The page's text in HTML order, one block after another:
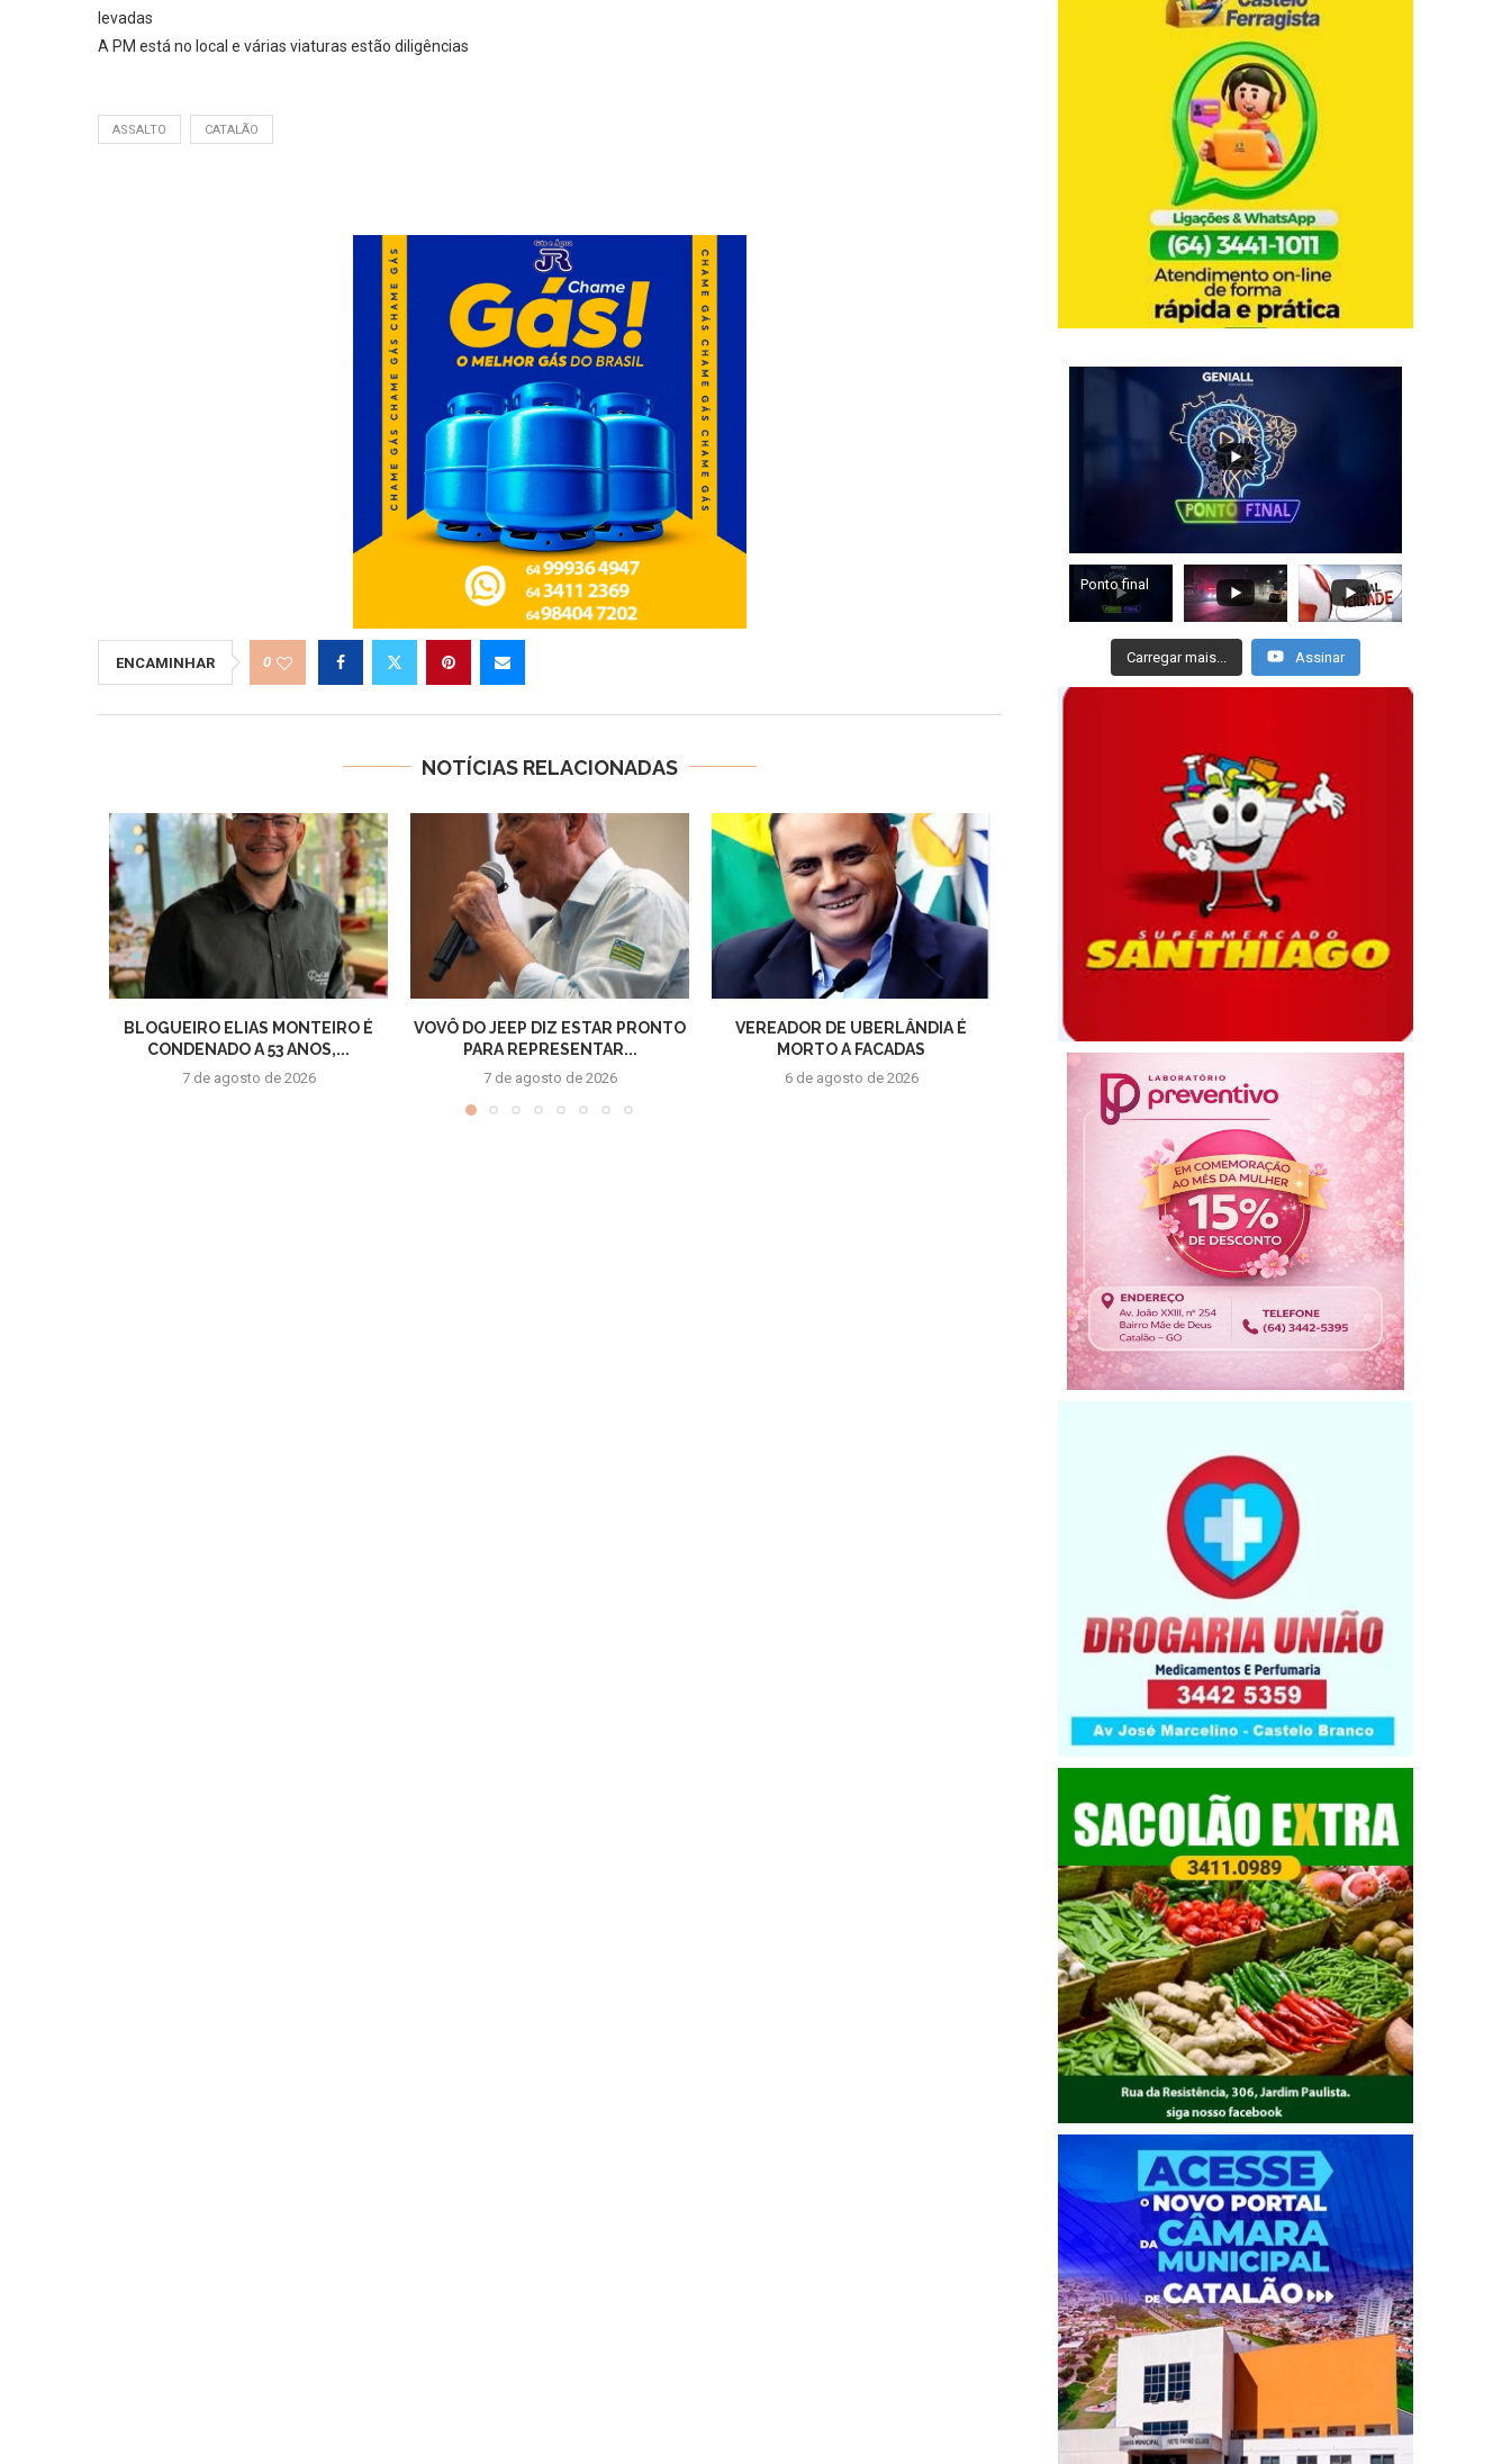
levadas
A PM está no local e várias viaturas estão diligências
ASSALTO CATALÃO
ENCAMINHAR 0
NOTÍCIAS RELACIONADAS
BLOGUEIRO ELIAS MONTEIRO É
CONDENADO A 53 ANOS,...
7 de agosto de 2026
VOVÔ DO JEEP DIZ ESTAR PRONTO
PARA REPRESENTAR...
7 de agosto de 2026
VEREADOR DE UBERLÂNDIA É
MORTO A FACADAS
6 de agosto de 2026
FORAGIDO DA JUSTIÇA MORRE
APÓS TROCAR TIROS COM...
6 de agosto de 2026
DANIEL VILELA É
REELEIÇÃO COM
6 de agosto de
Ponto final
Carregar mais... Assinar